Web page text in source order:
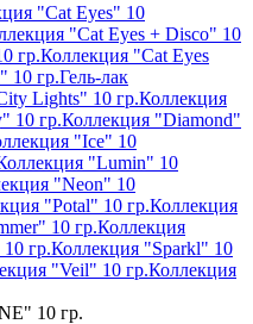
"Cat Eyes" 10
"Cat Eyes + Disco" 10
гр.Коллекция "Cat Eyes
10 гр.Гель-лак
Lights" 10 гр.Коллекция
10 гр.Коллекция "Diamond"
"Ice" 10
"Lumin" 10
"Neon" 10
"Potal" 10 гр.Коллекция
10 гр.Коллекция
гр.Коллекция "Sparkl" 10
"Veil" 10 гр.Коллекция
10 гр.